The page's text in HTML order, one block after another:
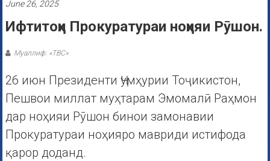
June 26, 2025
Ифтитоҳи Прокуратураи ноҳияи Рӯшон.
Муаллиф: «ТВС»
26 июн Президенти Ҷумҳурии Тоҷикистон,
Пешвои миллат муҳтарам Эмомалӣ Раҳмон
дар ноҳияи Рӯшон бинои замонавии
Прокуратураи ноҳияро мавриди истифода
қарор доданд.